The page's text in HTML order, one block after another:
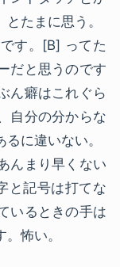
たまに思う。
す。[B] ってた
だと思うのです
ん癖はこれぐら
自分の分からな
に違いない。
んまり早くない
記号は打てな
いるときの手は
怖い。